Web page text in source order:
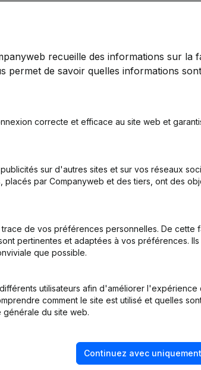
recueille des informations sur la
permet de savoir quelles informations
correcte et efficace au site web et
sur d'autres sites et sur vos réseaux
par Companyweb et des tiers, ont des
de vos préférences personnelles. De cette
pertinentes et adaptées à vos préférences. Ils
que possible.
utilisateurs afin d'améliorer l'expérience
comment le site est utilisé et quelles
générale du site web.
Continuez avec